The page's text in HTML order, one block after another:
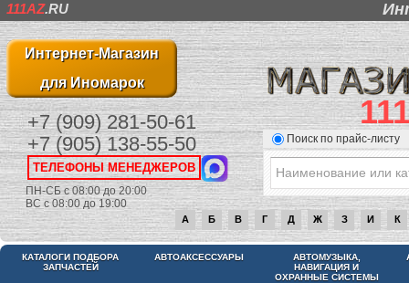
111AZ.RU
Интернет-Магазин
для Иномарок
+7 (909) 281-50-61
+7 (905) 138-55-50
ТЕЛЕФОНЫ МЕНЕДЖЕРОВ
ПН-СБ с 08:00 до 20:00
ВС с 08:00 до 19:00
Поиск по прайс-листу
А Б В Г Д Ж З И К
КАТАЛОГИ ПОДБОРА
ЗАПЧАСТЕЙ
АВТОАКСЕССУАРЫ
АВТОМУЗЫКА,
НАВИГАЦИЯ И
ОХРАННЫЕ СИСТЕМЫ